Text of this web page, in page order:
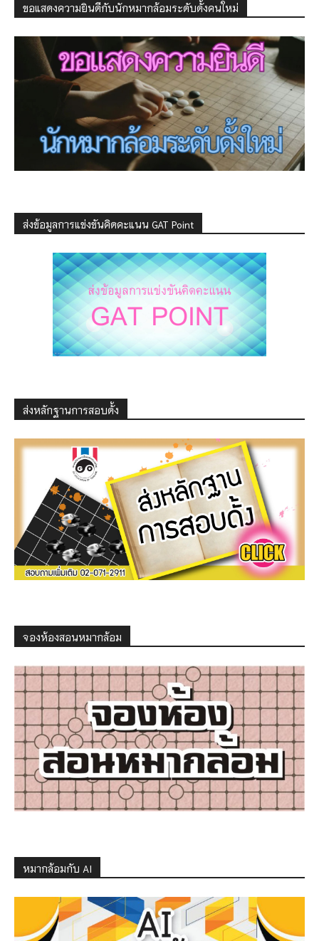
ขอแสดงความยินดีกับนักหมากล้อมระดับดั้งคนใหม่
ส่งข้อมูลการแข่งขันคิดคะแนน GAT Point
ส่งหลักฐานการสอบดั้ง
จองห้องสอนหมากล้อม
หมากล้อมกับ AI